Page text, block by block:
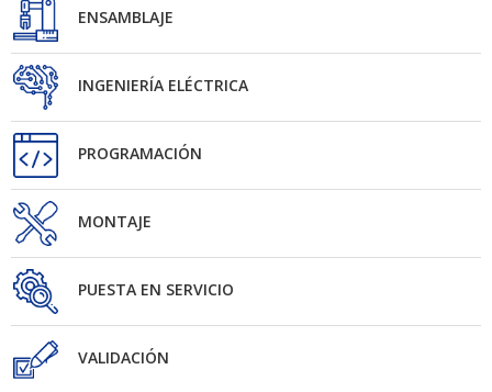
ENSAMBLAJE
INGENIERÍA ELÉCTRICA
PROGRAMACIÓN
MONTAJE
PUESTA EN SERVICIO
VALIDACIÓN